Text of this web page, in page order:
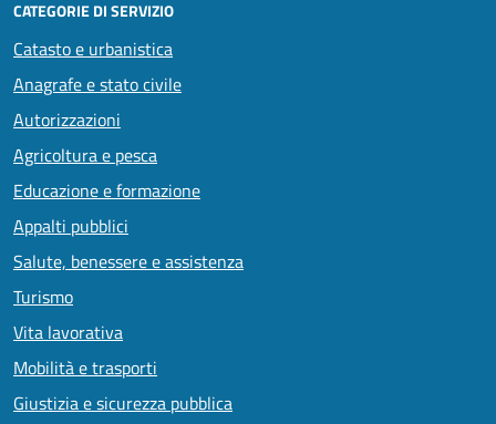
CATEGORIE DI SERVIZIO
Catasto e urbanistica
Anagrafe e stato civile
Autorizzazioni
Agricoltura e pesca
Educazione e formazione
Appalti pubblici
Salute, benessere e assistenza
Turismo
Vita lavorativa
Mobilità e trasporti
Giustizia e sicurezza pubblica